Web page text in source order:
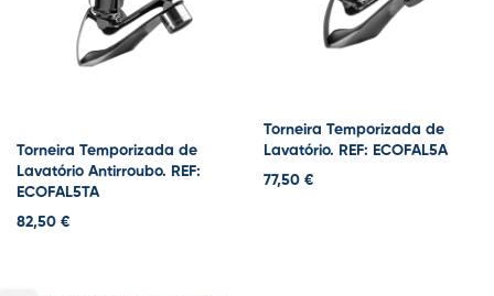
Torneira Temporizada de
Lavatório. REF: ECOFAL5A
77,50 €
Torneira Temporizada de
Lavatório Antirroubo. REF:
ECOFAL5TA
82,50 €